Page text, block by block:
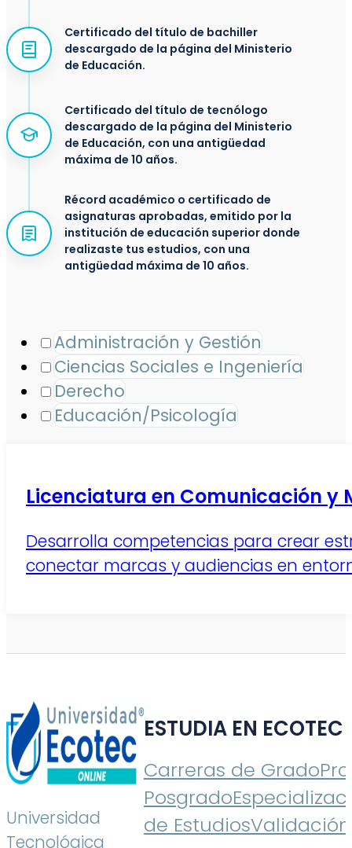
Certificado del título de bachiller
descargado de la página del Ministerio
de Educación.
Certificado del título de tecnólogo
descargado de la página del Ministerio
de Educación, con una antigüedad
máxima de 10 años.
Récord académico o certificado de
asignaturas aprobadas, emitido por la
institución de educación superior donde
realizaste tus estudios, con una
antigüedad máxima de 10 años.
Administración y Gestión
Ciencias Sociales e Ingeniería
Derecho
Educación/Psicología
Licenciatura en Comunicación y
Desarrolla competencias para crear
conectar marcas y audiencias en
Universidad
Tecnológica
ESTUDIA EN ECOTEC
Carreras de Grado
Posgrado
de Estudios